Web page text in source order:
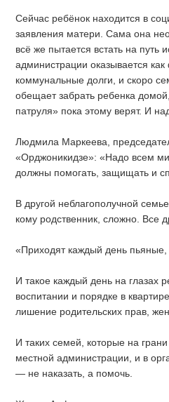
Сейчас ребёнок находится в
заявления матери. Сама она
всё же пытается встать на
администрации оказывается
коммунальные долги, и скоро
обещает забрать ребенка
патруля» пока этому верят. И
Людмила Маркеева,
«Орджоникидзе»: «Надо всем
должны помогать, защищать и
В другой неблагополучной
кому родственник, сложно. Все
«Приходят каждый день пьяные,
И такое каждый день на глазах
воспитании и порядке в
лишение родительских прав,
И таких семей, которые на
местной администрации, и в
— не наказать, а помочь.